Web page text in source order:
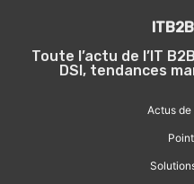
Toute l’actu de l’IT
DSI, tendances
Actus de